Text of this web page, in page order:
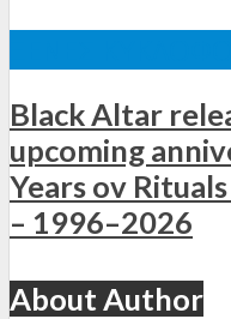
Black Altar
upcoming
Years ov
– 1996–2026
About Author